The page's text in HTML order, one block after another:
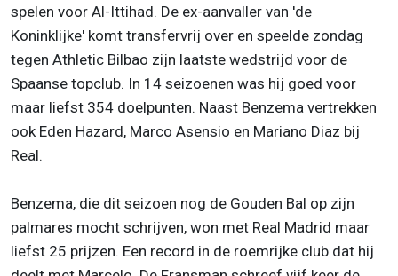
spelen voor Al-Ittihad. De ex-aanvaller van 'de
Koninklijke' komt transfervrij over en speelde zondag
tegen Athletic Bilbao zijn laatste wedstrijd voor de
Spaanse topclub. In 14 seizoenen was hij goed voor
maar liefst 354 doelpunten. Naast Benzema vertrekken
ook Eden Hazard, Marco Asensio en Mariano Diaz bij
Real.
Benzema, die dit seizoen nog de Gouden Bal op zijn
palmares mocht schrijven, won met Real Madrid maar
liefst 25 prijzen. Een record in de roemrijke club dat hij